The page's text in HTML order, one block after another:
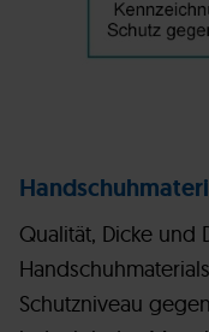
Qualität, Dicke und
Schutzniveau